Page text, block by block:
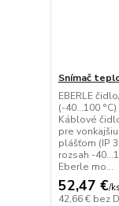
Snímač
EBERLE
(-40...100
Káblové
pre
plášťom (IP
rozsah -
Eberle mo...
52,47 €/ks
42,66 € bez